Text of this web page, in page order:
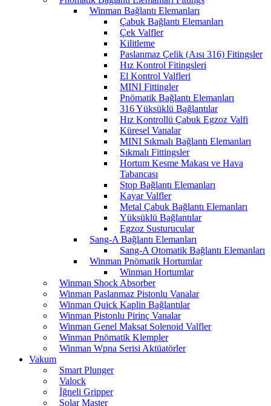
Winman Bağlantı Elemanları
Çabuk Bağlantı Elemanları
Çek Valfler
Kilitleme
Paslanmaz Çelik (Aısı 316) Fitingsler
Hız Kontrol Fitingsleri
El Kontrol Valfleri
MINI Fittingler
Pnömatik Bağlantı Elemanları
316 Yüksüklü Bağlantılar
Hız Kontrollü Çabuk Egzoz Valfi
Küresel Vanalar
MINI Sıkmalı Bağlantı Elemanları
Sıkmalı Fittingsler
Hortum Kesme Makası ve Hava
Tabancası
Stop Bağlantı Elemanları
Kayar Valfler
Metal Çabuk Bağlantı Elemanları
Yüksüklü Bağlantılar
Egzoz Susturucular
Sang-A Bağlantı Elemanları
Sang-A Otomatik Bağlantı Elemanları
Winman Pnömatik Hortumlar
Winman Hortumlar
Winman Shock Absorber
Winman Paslanmaz Pistonlu Vanalar
Winman Quick Kaplin Bağlantılar
Winman Pistonlu Pirinç Vanalar
Winman Genel Maksat Solenoid Valfler
Winman Pnömatik Klempler
Winman Wpna Serisi Aktüatörler
Vakum
Smart Plunger
Valock
İğneli Gripper
Solar Master